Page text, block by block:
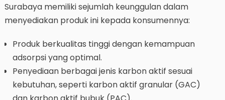
Surabaya memiliki sejumlah keunggulan dalam
menyediakan produk ini kepada konsumennya:
Produk berkualitas tinggi dengan kemampuan
adsorpsi yang optimal.
Penyediaan berbagai jenis karbon aktif sesuai
kebutuhan, seperti karbon aktif granular (GAC)